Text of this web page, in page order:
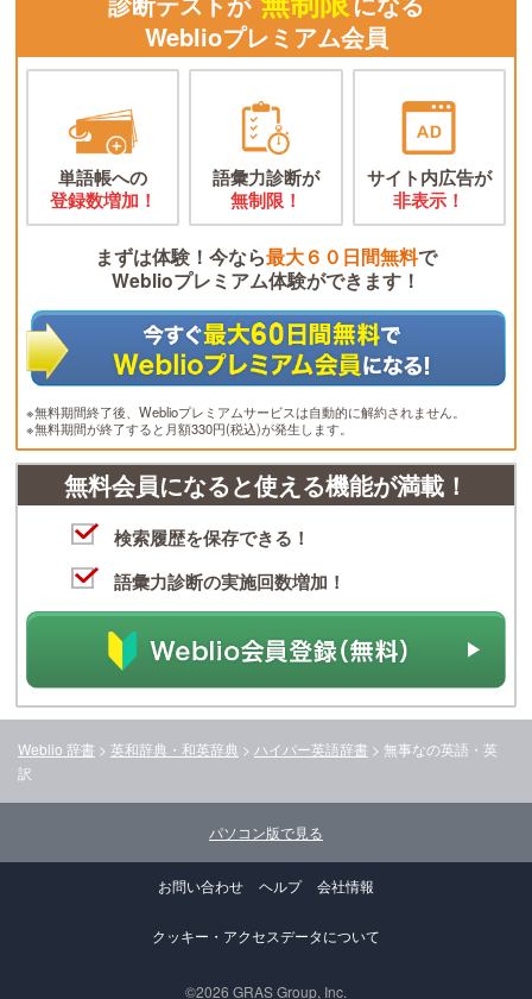
Weblioプレミアム会員
単語帳への
登録数増加！
語彙力診断が
無制限！
サイト内広告が
非表示！
まずは体験！今なら最大６０日間無料で
Weblioプレミアム体験ができます！
※無料期間終了後、Weblioプレミアムサービスは自動的に解約されません。
※無料期間が終了すると月額330円(税込)が発生します。
無料会員になると使える機能が満載！
検索履歴を保存できる！
語彙力診断の実施回数増加！
Weblio 辞書 > 英和辞典・和英辞典 > ハイパー英語辞書 > 無事なの英語・英
訳
パソコン版で見る
お問い合わせ ヘルプ 会社情報
クッキー・アクセスデータについて
©2026 GRAS Group, Inc.